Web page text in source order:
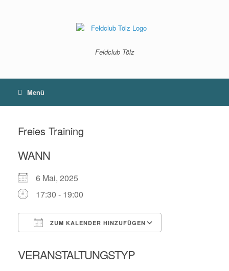
Feldclub Tölz
Menü
Freies Training
WANN
6 Mai, 2025
17:30 - 19:00
ZUM KALENDER HINZUFÜGEN
VERANSTALTUNGSTYP